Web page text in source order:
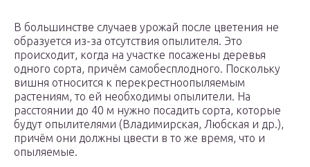
В большинстве случаев урожай после цветения не
образуется из-за отсутствия опылителя. Это
происходит, когда на участке посажены деревья
одного сорта, причём самобесплодного. Поскольку
вишня относится к перекрестноопыляемым
растениям, то ей необходимы опылители. На
расстоянии до 40 м нужно посадить сорта, которые
будут опылителями (Владимирская, Любская и др.),
причём они должны цвести в то же время, что и
опыляемые.